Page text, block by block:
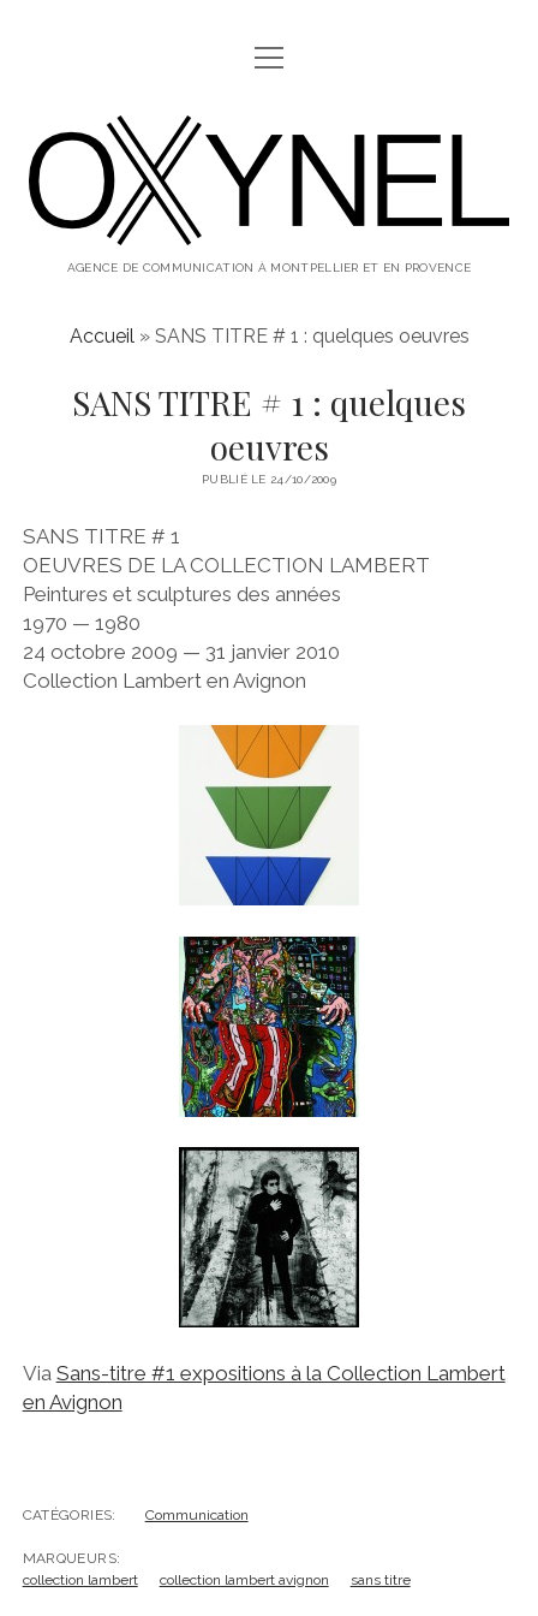
ABOUT
twitterinstagram
linkedin
ouvrir
menu
oxynel,
le
blog
AGENCE DE COMMUNICATION À MONTPELLIER ET EN PROVENCE
Accueil» SANS TITRE # 1 : quelques oeuvres
SANS TITRE # 1 : quelques
oeuvres
PUBLIÉ LE 24/10/2009
SANS TITRE # 1
OEUVRES DE LA COLLECTION LAMBERT
Peintures et sculptures des années
1970 — 1980
24 octobre 2009 — 31 janvier 2010
Collection Lambert en Avignon
Via Sans-titre #1 expositions à la Collection Lambert
en Avignon
CATÉGORIES: Communication
MARQUEURS:
collection lambert
collection lambert avignon sans titre